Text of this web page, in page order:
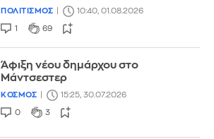
ΠΟΛΙΤΙΣΜΟΣ 10:40, 01.08.2026
1 69
Άφιξη νέου δημάρχου στο
Μάντσεστερ
ΚΟΣΜΟΣ 15:25, 30.07.2026
0 3